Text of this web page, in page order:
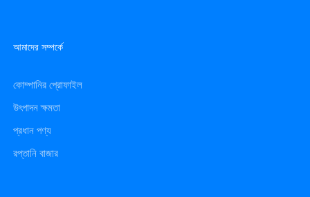
আমাদের সম্পর্কে
কোম্পানির প্রোফাইল
উৎপাদন ক্ষমতা
প্রধান পণ্য
রপ্তানি বাজার